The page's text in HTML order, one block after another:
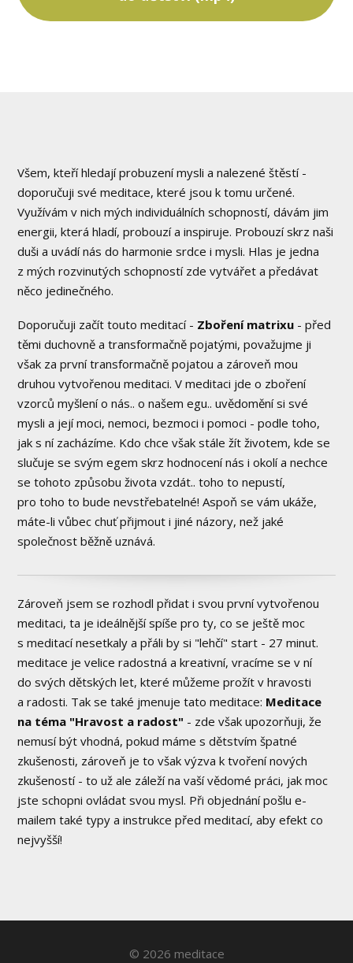
Všem, kteří hledají probuzení mysli a nalezené štěstí -
doporučuji své meditace, které jsou k tomu určené.
Využívám v nich mých individuálních schopností, dávám jim
energii, která hladí, probouzí a inspiruje. Probouzí skrz naši
duši a uvádí nás do harmonie srdce i mysli. Hlas je jedna
z mých rozvinutých schopností zde vytvářet a předávat
něco jedinečného.
Doporučuji začít touto meditací - Zboření matrixu - před
těmi duchovně a transformačně pojatými, považujme ji
však za první transformačně pojatou a zároveň mou
druhou vytvořenou meditaci. V meditaci jde o zboření
vzorců myšlení o nás.. o našem egu.. uvědomění si své
mysli a její moci, nemoci, bezmoci i pomoci - podle toho,
jak s ní zacházíme. Kdo chce však stále žít životem, kde se
slučuje se svým egem skrz hodnocení nás i okolí a nechce
se tohoto způsobu života vzdát.. toho to nepustí,
pro toho to bude nevstřebatelné! Aspoň se vám ukáže,
máte-li vůbec chuť přijmout i jiné názory, než jaké
společnost běžně uznává.
Zároveň jsem se rozhodl přidat i svou první vytvořenou
meditaci, ta je ideálnější spíše pro ty, co se ještě moc
s meditací nesetkaly a přáli by si "lehčí" start - 27 minut.
meditace je velice radostná a kreativní, vracíme se v ní
do svých dětských let, které můžeme prožít v hravosti
a radosti. Tak se také jmenuje tato meditace: Meditace
na téma "Hravost a radost" - zde však upozorňuji, že
nemusí být vhodná, pokud máme s dětstvím špatné
zkušenosti, zároveň je to však výzva k tvoření nových
zkušeností - to už ale záleží na vaší vědomé práci, jak moc
jste schopni ovládat svou mysl. Při objednání pošlu e-
mailem také typy a instrukce před meditací, aby efekt co
nejvyšší!
© 2026 meditace